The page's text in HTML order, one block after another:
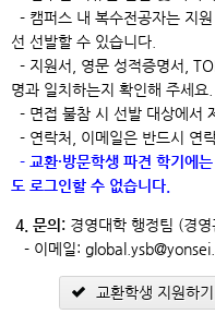
- 캠퍼스 내 복수전공자는 지
선 선발할 수 있습니다.
- 지원서, 영문 성적증명서,
명과 일치하는지 확인해 주세요.
- 면접 불참 시 선발 대상에서
- 연락처, 이메일은 반드시 연
- 교환·방문학생 파견 학기에
도 로그인할 수 없습니다.
4 문의 : 경영대학 행정팀 (경
- 이메일:
교환학생 지원하기